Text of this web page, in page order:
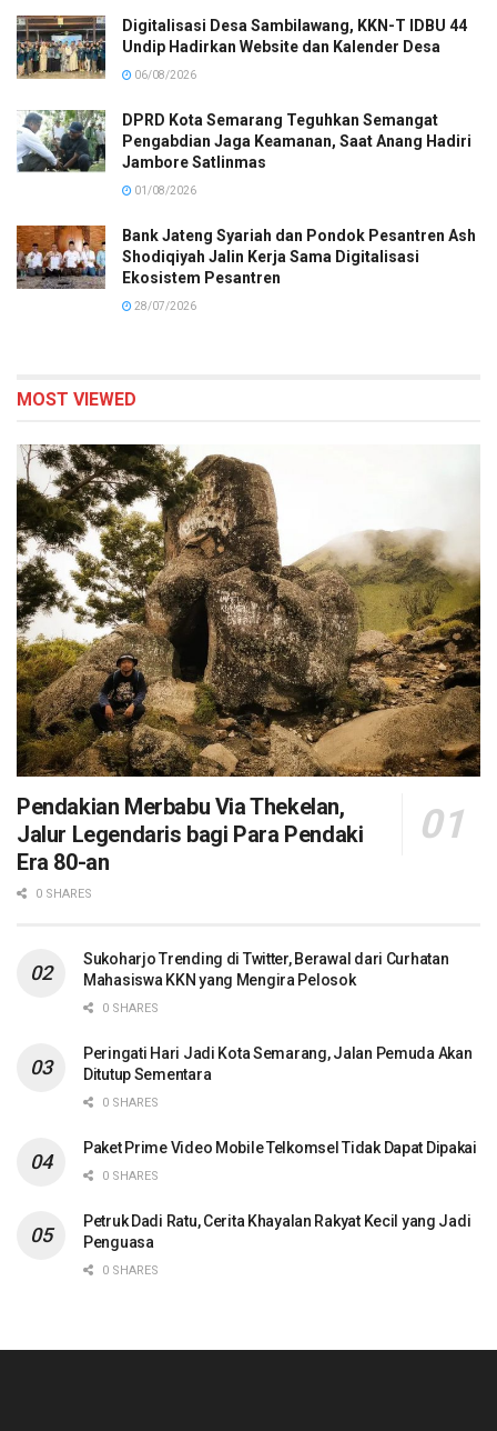
Digitalisasi Desa Sambilawang, KKN-T IDBU 44
Undip Hadirkan Website dan Kalender Desa
06/08/2026
DPRD Kota Semarang Teguhkan Semangat
Pengabdian Jaga Keamanan, Saat Anang Hadiri
Jambore Satlinmas
01/08/2026
Bank Jateng Syariah dan Pondok Pesantren Ash
Shodiqiyah Jalin Kerja Sama Digitalisasi
Ekosistem Pesantren
28/07/2026
MOST VIEWED
Pendakian Merbabu Via Thekelan,
Jalur Legendaris bagi Para Pendaki
Era 80-an
0 SHARES
Sukoharjo Trending di Twitter, Berawal dari Curhatan
Mahasiswa KKN yang Mengira Pelosok
0 SHARES
Peringati Hari Jadi Kota Semarang, Jalan Pemuda Akan
Ditutup Sementara
0 SHARES
Paket Prime Video Mobile Telkomsel Tidak Dapat Dipakai
0 SHARES
Petruk Dadi Ratu, Cerita Khayalan Rakyat Kecil yang Jadi
Penguasa
0 SHARES